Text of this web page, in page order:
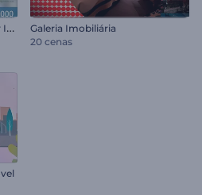
K
it de Ferramentas Slideshow Imobiliário
Galeria Imobiliária
20 cenas